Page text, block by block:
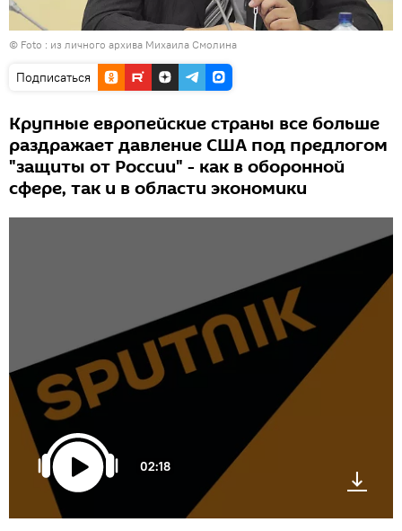
© Foto : из личного архива Михаила Смолина
Подписаться
Крупные европейские страны все больше
раздражает давление США под предлогом
"защиты от России" - как в оборонной
сфере, так и в области экономики
02:18